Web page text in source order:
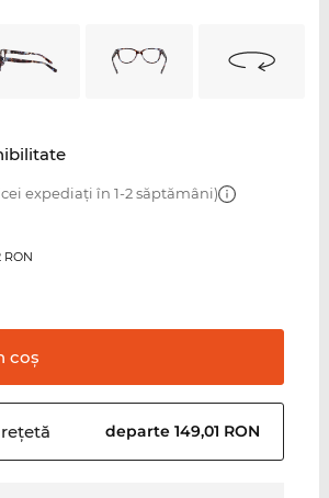
expediați în 1-2 săptămâni)
RON
coş
rețetă departe 149,01 RON